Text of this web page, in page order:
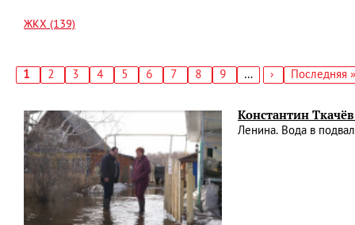
ЖКХ (139)
Текущая
1 Страница
2 Страница
3 Страница
4 Страница
5 Страница
6 Страница
7 Страница
8 Страница
9 …
Следующая
›
Последняя
Последняя »
Константин
Ленина. Вода в